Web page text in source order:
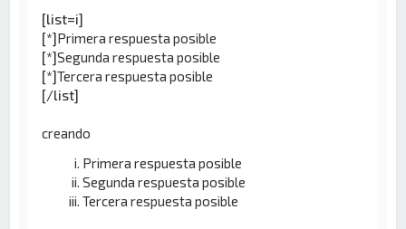
[list=i]
[*]Primera respuesta posible
[*]Segunda respuesta posible
[*]Tercera respuesta posible
[/list]
creando
Primera respuesta posible
Segunda respuesta posible
Tercera respuesta posible